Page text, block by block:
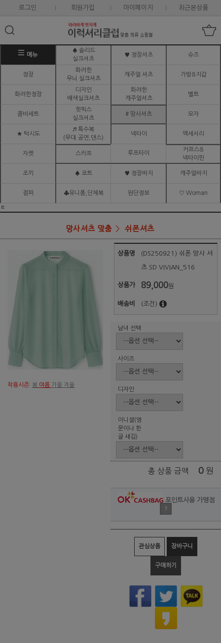
로그인 회원가입 마이페이지 최근본상품
메뉴
♠ 솔리드
실크셔츠
♥ 정장셔츠 슈즈
정장
화려한
무늬 실크셔츠
캐주얼 셔츠 가방&지갑
화려한정장
디자인
배색실크셔츠
화려한
캐주얼셔츠
벨트
콤비세트
핫픽스
실크셔츠
# 망사셔츠 모자
★ 턱시도
♬ 특수복
(무대.공연,댄스)
넥타이 액세서리
자켓 스카프 루프타이
커프스&
넥타이핀
조끼 ♠ 코트 ♥ 정장바지 캐주얼바지
점퍼 ♣유니폼,단체복 원단정보 ♡ Woman
ㅌ
망사셔츠 맞춤 쉬폰셔츠
착용시즌: 봄 여름 가을 겨울
상품명 (DS250921) 쉬폰 망사 셔
츠 SD VIVIAN_516
상품가 89,000원
배송비 (조건)
남녀 선택
사이즈
디자인
이니셜(영
문이나 한
글 새김)
총 상품 금액 0 원
포인트사용 가맹점
?
관심상품 장바구니
구매하기